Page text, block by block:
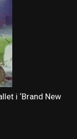
i ‘Brand New